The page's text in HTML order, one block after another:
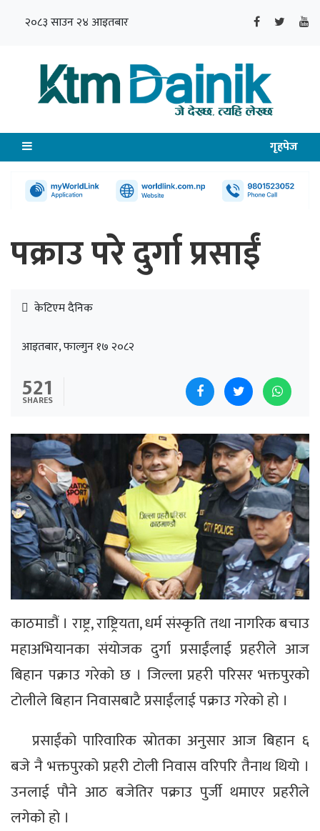
२०८३ साउन २४ आइतबार
गृहपेज
पक्राउ परे दुर्गा प्रसाईं
केटिएम दैनिक
आइतबार, फाल्गुन १७ २०८२
521
SHARES
काठमाडौं । राष्ट्र, राष्ट्रियता, धर्म संस्कृति तथा नागरिक बचाउ
महाअभियानका संयोजक दुर्गा प्रसाईंलाई प्रहरीले आज
बिहान पक्राउ गरेको छ । जिल्ला प्रहरी परिसर भक्तपुरको
टोलीले बिहान निवासबाटै प्रसाईंलाई पक्राउ गरेको हो ।
प्रसाईंको पारिवारिक स्रोतका अनुसार आज बिहान ६
बजे नै भक्तपुरको प्रहरी टोली निवास वरिपरि तैनाथ थियो ।
उनलाई पौने आठ बजेतिर पक्राउ पुर्जी थमाएर प्रहरीले
लगेको हो ।